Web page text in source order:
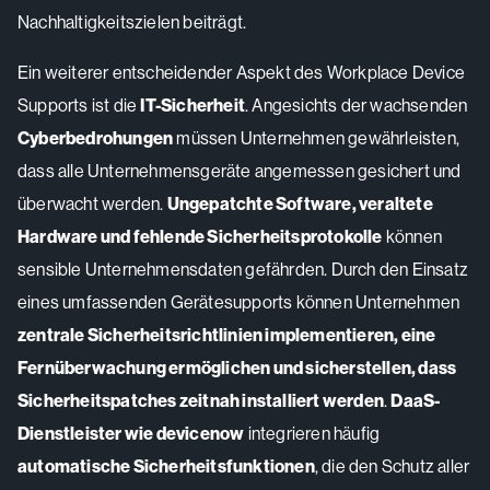
Nachhaltigkeitszielen beiträgt.
Ein weiterer entscheidender Aspekt des Workplace Device
Supports ist die IT-Sicherheit. Angesichts der wachsenden
Cyberbedrohungenmüssen Unternehmen gewährleisten,
dass alle Unternehmensgeräte angemessen gesichert und
überwacht werden. Ungepatchte Software, veraltete
Hardware und fehlende Sicherheitsprotokolle können
sensible Unternehmensdaten gefährden. Durch den Einsatz
eines umfassenden Gerätesupports können Unternehmen
zentrale Sicherheitsrichtlinien implementieren, eine
Fernüberwachung ermöglichen und sicherstellen, dass
Sicherheitspatches zeitnah installiert werden. DaaS-
Dienstleister wie devicenow integrieren häufig
automatische Sicherheitsfunktionen, die den Schutz aller